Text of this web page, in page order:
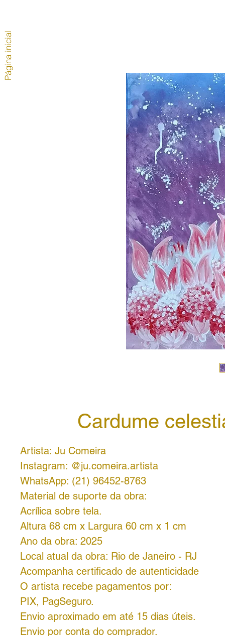
Cardume
Artista: Ju Comeira
Instagram: @ju.comeira.artista
WhatsApp: (21) 96452-8763
Material de suporte da obra:
Acrílica sobre tela.
Altura 68 cm x Largura 60 cm x 1 cm
Ano da obra: 2025
Local atual da obra: Rio de Janeiro - RJ
Acompanha certificado de autenticidade
O artista recebe pagamentos por:
PIX, PagSeguro.
Envio aproximado em até 15 dias úteis.
Envio por conta do comprador.
Página inicial